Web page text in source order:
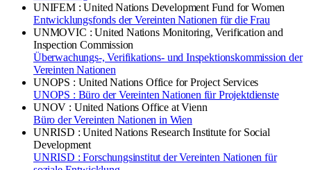
UNIFEM : United Nations Development Fund for Women
Entwicklungsfonds der Vereinten Nationen für die Frau
UNMOVIC : United Nations Monitoring, Verification and
Inspection Commission
Überwachungs-, Verifikations- und Inspektionskommission der
Vereinten Nationen
UNOPS : United Nations Office for Project Services
UNOPS : Büro der Vereinten Nationen für Projektdienste
UNOV : United Nations Office at Vienn
Büro der Vereinten Nationen in Wien
UNRISD : United Nations Research Institute for Social
Development
UNRISD : Forschungsinstitut der Vereinten Nationen für